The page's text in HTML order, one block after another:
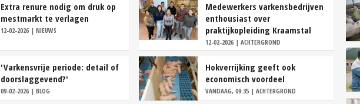
Extra renure nodig om druk op
mestmarkt te verlagen
12-02-2026 | NIEUWS
Medewerkers varkensbedrijven
enthousiast over
praktijkopleiding Kraamstal
12-02-2026 | ACHTERGROND
'Varkensvrije periode: detail of
doorslaggevend?'
09-02-2026 | BLOG
Hokverrijking geeft ook
economisch voordeel
VANDAAG, 09:35 | ACHTERGROND